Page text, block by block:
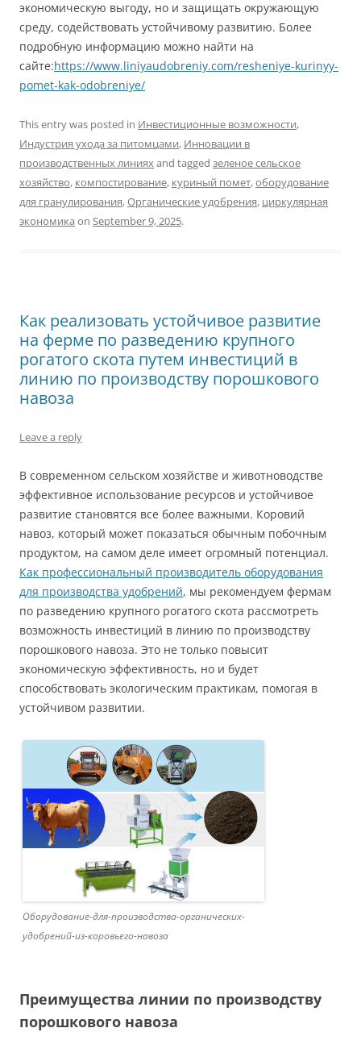
экономическую выгоду, но и защищать окружающую
среду, содействовать устойчивому развитию. Более
подробную информацию можно найти на
сайте:https://www.liniyaudobreniy.com/resheniye-kurinyy-
pomet-kak-odobreniye/
This entry was posted in Инвестиционные возможности,
Индустрия ухода за питомцами, Инновации в
производственных линияхand tagged зеленое сельское
хозяйство, компостирование, куриный помет,оборудование
для гранулирования,Органические удобрения, циркулярная
экономика on September 9, 2025.
Как реализовать устойчивое развитие
на ферме по разведению крупного
рогатого скота путем инвестиций в
линию по производству порошкового
навоза
Leave a reply
В современном сельском хозяйстве и животноводстве
эффективное использование ресурсов и устойчивое
развитие становятся все более важными. Коровий
навоз, который может показаться обычным побочным
продуктом, на самом деле имеет огромный потенциал.
Как профессиональный производитель оборудования
для производства удобрений, мы рекомендуем фермам
по разведению крупного рогатого скота рассмотреть
возможность инвестиций в линию по производству
порошкового навоза. Это не только повысит
экономическую эффективность, но и будет
способствовать экологическим практикам, помогая в
устойчивом развитии.
Оборудование-для-производства-органических-
удобрений-из-коровьего-навоза
Преимущества линии по производству
порошкового навоза